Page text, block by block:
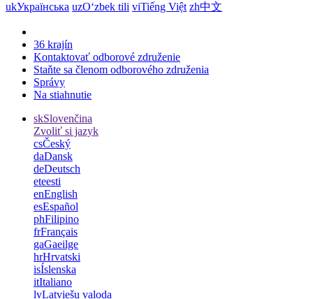
ukУкраїнська uzOʻzbek tili viTiếng Việt zh中文
36 krajín
Kontaktovať odborové združenie
Staňte sa členom odborového združenia
Správy
Na stiahnutie
skSlovenčina
Zvoliť si jazyk
csČeský
daDansk
deDeutsch
eteesti
enEnglish
esEspañol
phFilipino
frFrançais
gaGaeilge
hrHrvatski
isÍslenska
itItaliano
lvLatviešu valoda